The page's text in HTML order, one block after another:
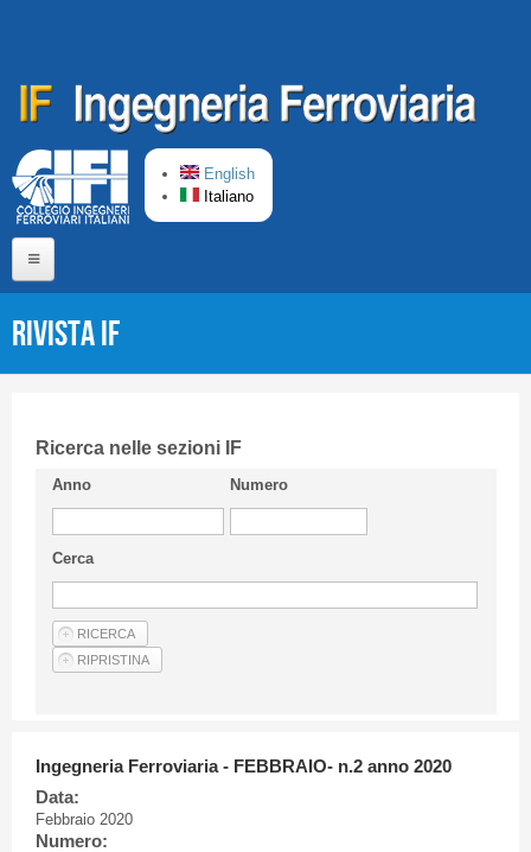
English
Italiano
CIFI in breve
Linee Guida
Privacy Policy
Articoli
Rivista IF
Ricerca nelle sezioni IF
Anno Numero
Cerca
Ingegneria Ferroviaria - FEBBRAIO- n.2 anno 2020
Data:
Febbraio 2020
Numero: